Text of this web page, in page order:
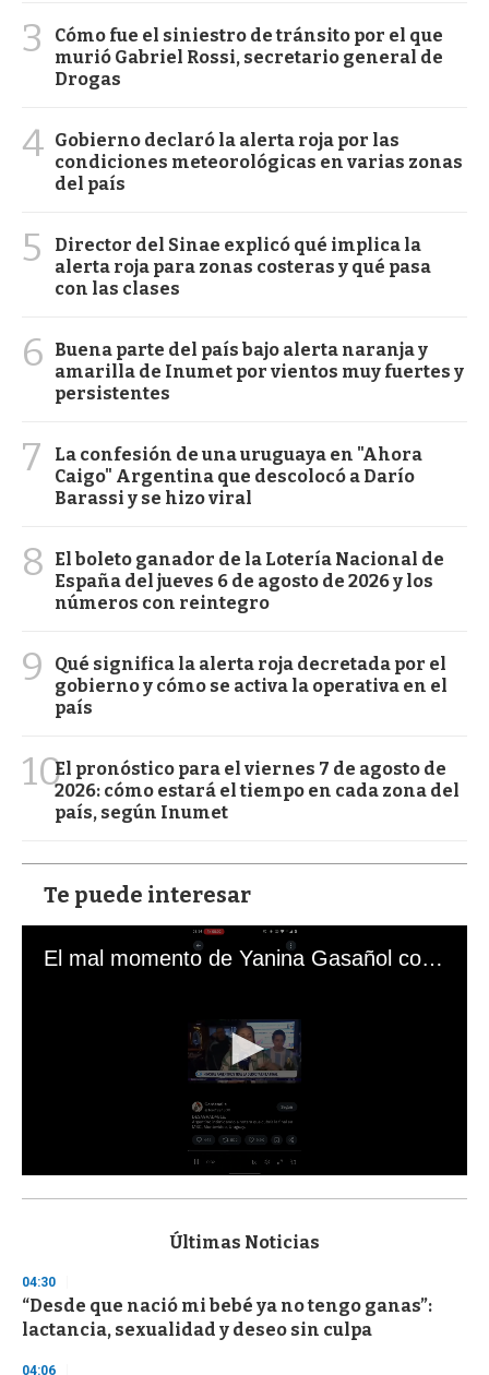
3
Cómo fue el siniestro de tránsito por el que
murió Gabriel Rossi, secretario general de
Drogas
4 Gobierno declaró la alerta roja por las
condiciones meteorológicas en varias zonas
del país
5
Director del Sinae explicó qué implica la
alerta roja para zonas costeras y qué pasa
con las clases
6
Buena parte del país bajo alerta naranja y
amarilla de Inumet por vientos muy fuertes y
persistentes
7
La confesión de una uruguaya en "Ahora
Caigo" Argentina que descolocó a Darío
Barassi y se hizo viral
8
El boleto ganador de la Lotería Nacional de
España del jueves 6 de agosto de 2026 y los
números con reintegro
9
Qué significa la alerta roja decretada por el
gobierno y cómo se activa la operativa en el
país
10El pronóstico para el viernes 7 de agosto de
2026: cómo estará el tiempo en cada zona del
país, según Inumet
Te puede interesar
El mal momento de Yanina Gasañol con un hincha argentino en "Subrayado"
s
d
s
o
f
Últimas Noticias
04:30
“Desde que nació mi bebé ya no tengo ganas”:
lactancia, sexualidad y deseo sin culpa
04:06